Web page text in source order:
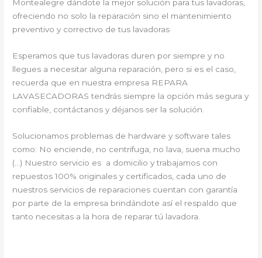
Montealegre dándote la mejor solución para tus lavadoras,
ofreciendo no solo la reparación sino el mantenimiento
preventivo y correctivo de tus lavadoras
Esperamos que tus lavadoras duren por siempre y no
llegues a necesitar alguna reparación, pero si es el caso,
recuerda que en nuestra empresa REPARA
LAVASECADORAS tendrás siempre la opción más segura y
confiable, contáctanos y déjanos ser la solución.
Solucionamos problemas de hardware y software tales
como: No enciende, no centrifuga, no lava, suena mucho
(…) Nuestro servicio es a domicilio y trabajamos con
repuestos 100% originales y certificados, cada uno de
nuestros servicios de reparaciones cuentan con garantía
por parte de la empresa brindándote así el respaldo que
tanto necesitas a la hora de reparar tú lavadora.